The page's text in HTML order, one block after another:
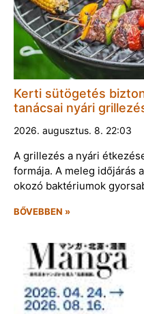
Kerti sütögetés
tanácsai nyári
2026. augusztus. 8. 22:03
A grillezés a nyári
formája. A meleg időjárás
okozó baktériumok
BŐVEBBEN »